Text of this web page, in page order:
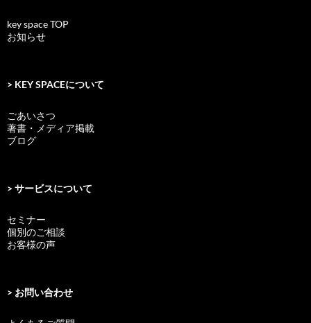
key space TOP
お知らせ
> KEY SPACEについて
ごあいさつ
著書・メディア掲載
ブログ
> サービスについて
セミナー
個別のご相談
お客様の声
> お問い合わせ